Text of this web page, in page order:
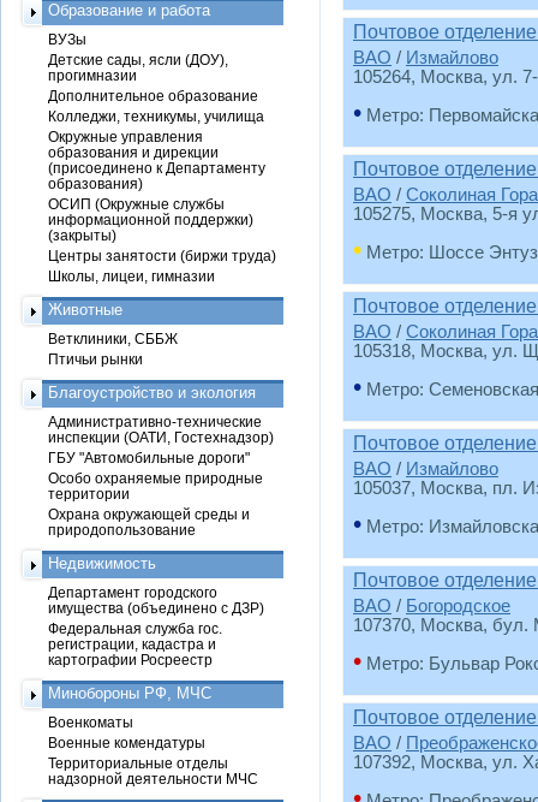
Почтовое
ВАО / Измайлово
105264, Москва, ул.
• Метро:
Почтовое
ВАО / Соколиная Гора
105275, Москва, 5-я
• Метро: Шоссе
Почтовое
ВАО / Соколиная Гора
105318, Москва, ул.
• Метро: Семеновская
Почтовое
ВАО / Измайлово
105037, Москва, пл.
• Метро:
Почтовое
ВАО / Богородское
107370, Москва, бул.
• Метро: Бульвар
Почтовое
ВАО /
107392, Москва, ул.
Образование и работа
ВУЗы
Детские сады, ясли (ДОУ),
прогимназии
Дополнительное образование
Колледжи, техникумы, училища
Окружные управления
образования и дирекции
(присоединено к Департаменту
образования)
ОСИП (Окружные службы
информационной поддержки)
(закрыты)
Центры занятости (биржи труда)
Школы, лицеи, гимназии
Животные
Ветклиники, СББЖ
Птичьи рынки
Благоустройство и экология
Административно-технические
инспекции (ОАТИ, Гостехнадзор)
ГБУ "Автомобильные дороги"
Особо охраняемые природные
территории
Охрана окружающей среды и
природопользование
Недвижимость
Департамент городского
имущества (объединено с ДЗР)
Федеральная служба гос.
регистрации, кадастра и
картографии Росреестр
Минобороны РФ, МЧС
Военкоматы
Военные комендатуры
Территориальные отделы
надзорной деятельности МЧС